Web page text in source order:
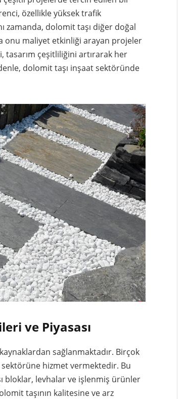
özellikle yüksek trafik
zamanda, dolomit taşı diğer doğal
onu maliyet etkinliği arayan projeler
tasarım çeşitliliğini artırarak her
dolomit taşı inşaat sektöründe
ve Piyasası
sağlanmaktadır. Birçok
hizmet vermektedir. Bu
bloklar, levhalar ve işlenmiş ürünler
taşının kalitesine ve arz